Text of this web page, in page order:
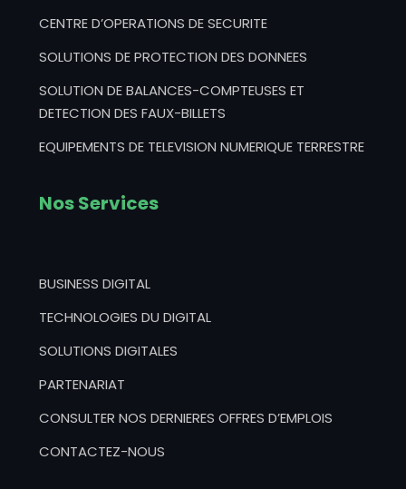
CENTRE D’OPERATIONS DE SECURITE
SOLUTIONS DE PROTECTION DES DONNEES
SOLUTION DE BALANCES-COMPTEUSES ET
DETECTION DES FAUX-BILLETS
EQUIPEMENTS DE TELEVISION NUMERIQUE TERRESTRE
Nos Services
BUSINESS DIGITAL
TECHNOLOGIES DU DIGITAL
SOLUTIONS DIGITALES
PARTENARIAT
CONSULTER NOS DERNIERES OFFRES D’EMPLOIS
CONTACTEZ-NOUS